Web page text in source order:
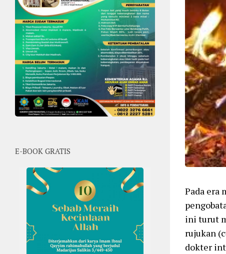
Pada era
ini turut
rujukan
dokter
E-BOOK GRATIS